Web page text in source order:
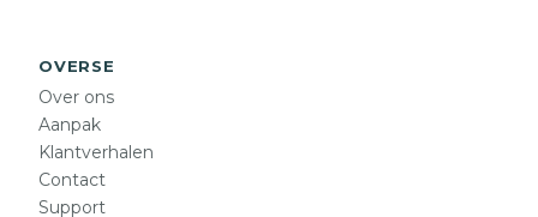
OVERSE
Over ons
Aanpak
Klantverhalen
Contact
Support